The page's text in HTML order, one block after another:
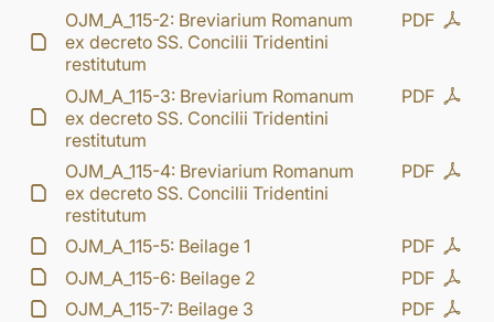
PDF
OJM_A_115-2: Breviarium Romanum
ex decreto SS. Concilii Tridentini
restitutum
PDF
OJM_A_115-3: Breviarium Romanum
ex decreto SS. Concilii Tridentini
restitutum
PDF
OJM_A_115-4: Breviarium Romanum
ex decreto SS. Concilii Tridentini
restitutum
PDF
OJM_A_115-5: Beilage 1
PDF
OJM_A_115-6: Beilage 2
PDF
OJM_A_115-7: Beilage 3